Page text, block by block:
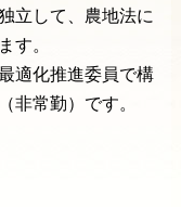
立して、農地法に
。
適化推進委員で構
非常勤）です。